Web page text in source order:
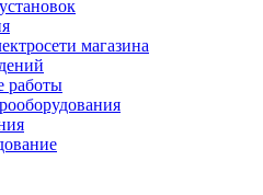
магазина
работы